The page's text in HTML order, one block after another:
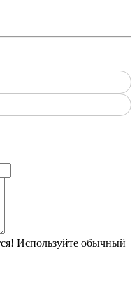
Используйте обычный